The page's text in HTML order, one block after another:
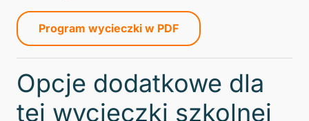
Program wycieczki w PDF
Opcje dodatkowe dla
tej wycieczki szkolnej